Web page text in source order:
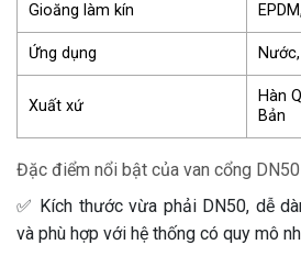
Gioăng làm kín
Ứng dụng
Xuất xứ
Hàn
Bản
Đặc điểm nổi bật của van cổng DN50
✅ Kích thước vừa phải DN50, dễ
và phù hợp với hệ thống có quy mô